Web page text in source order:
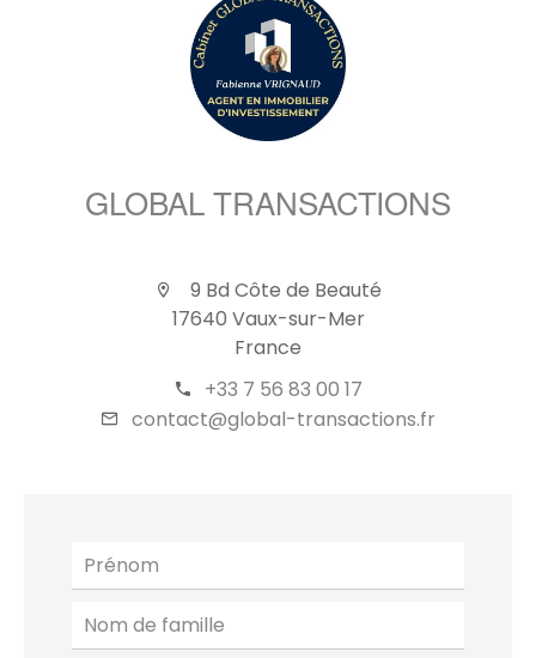
GLOBAL TRANSACTIONS
9 Bd Côte de Beauté
17640 Vaux-sur-Mer
France
+33 7 56 83 00 17
contact@global-transactions.fr